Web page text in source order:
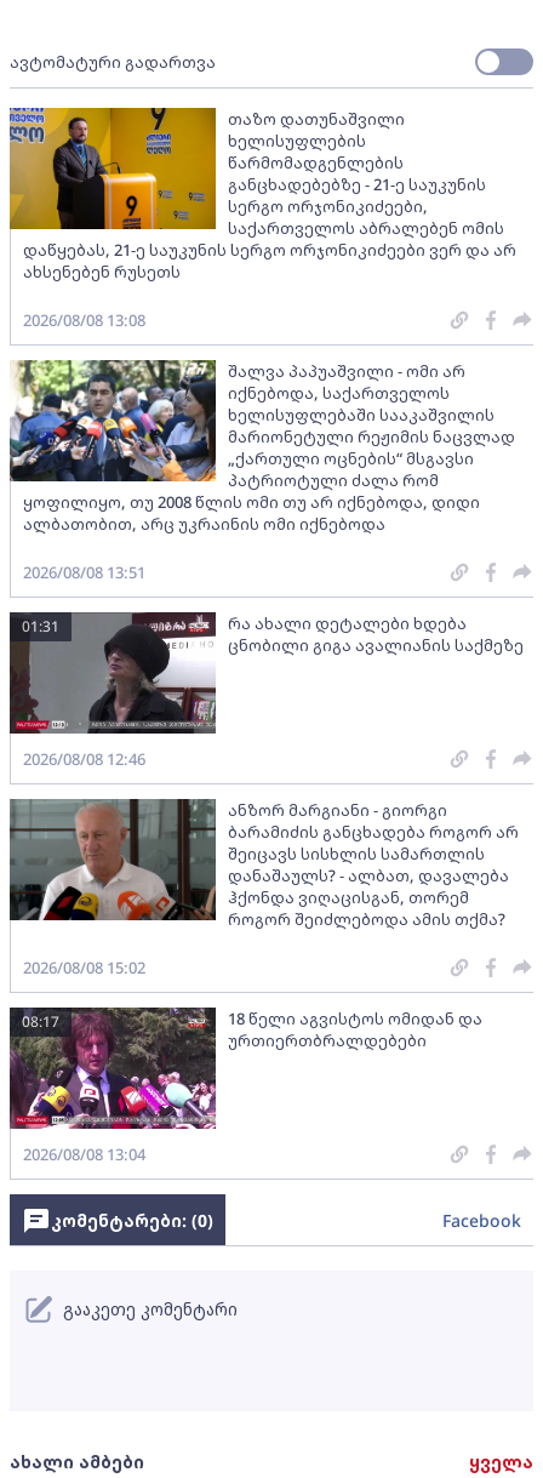
ავტომატური გადართვა
თაზო დათუნაშვილი
ხელისუფლების
წარმომადგენლების
განცხადებებზე - 21-ე საუკუნის
სერგო ორჯონიკიძეები,
საქართველოს აბრალებენ ომის
დაწყებას, 21-ე საუკუნის სერგო ორჯონიკიძეები ვერ და არ
ახსენებენ რუსეთს
2026/08/08 13:08
შალვა პაპუაშვილი - ომი არ
იქნებოდა, საქართველოს
ხელისუფლებაში სააკაშვილის
მარიონეტული რეჟიმის ნაცვლად
„ქართული ოცნების“ მსგავსი
პატრიოტული ძალა რომ
ყოფილიყო, თუ 2008 წლის ომი თუ არ იქნებოდა, დიდი
ალბათობით, არც უკრაინის ომი იქნებოდა
2026/08/08 13:51
რა ახალი დეტალები ხდება
ცნობილი გიგა ავალიანის საქმეზე
01:31
2026/08/08 12:46
ანზორ მარგიანი - გიორგი
ბარამიძის განცხადება როგორ არ
შეიცავს სისხლის სამართლის
დანაშაულს? - ალბათ, დავალება
ჰქონდა ვიღაცისგან, თორემ
როგორ შეიძლებოდა ამის თქმა?
2026/08/08 15:02
18 წელი აგვისტოს ომიდან და
ურთიერთბრალდებები
08:17
2026/08/08 13:04
ახალი ამბები ყველა
კომენტარები: (0) Facebook
გააკეთე კომენტარი